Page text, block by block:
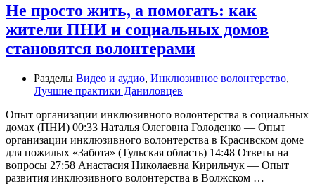
Не просто жить, а помогать: как
жители ПНИ и социальных домов
становятся волонтерами
Разделы Видео и аудио, Инклюзивное волонтерство,
Лучшие практики Даниловцев
Опыт организации инклюзивного волонтерства в социальных
домах (ПНИ) 00:33 Наталья Олеговна Голоденко — Опыт
организации инклюзивного волонтерства в Красивском доме
для пожилых «Забота» (Тульская область) 14:48 Ответы на
вопросы 27:58 Анастасия Николаевна Кирильчук — Опыт
развития инклюзивного волонтерства в Волжском …